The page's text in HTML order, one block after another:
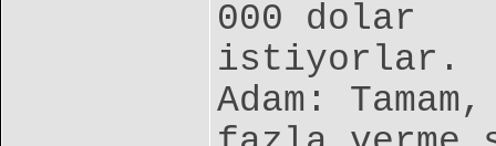
000 dolar
istiyorlar.
Adam: